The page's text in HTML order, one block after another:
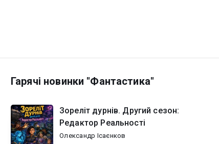
Гарячі новинки "Фантастика"
Зореліт дурнів. Другий сезон:
Редактор Реальності
Олександр Ісаєнков